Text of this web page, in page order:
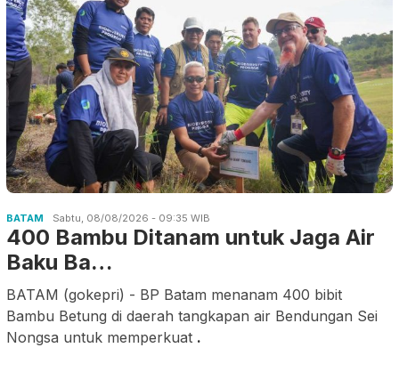
BATAM Sabtu, 08/08/2026 - 09:35 WIB
400 Bambu Ditanam untuk Jaga Air
Baku Ba…
BATAM (gokepri) - BP Batam menanam 400 bibit
Bambu Betung di daerah tangkapan air Bendungan Sei
Nongsa untuk memperkuat .